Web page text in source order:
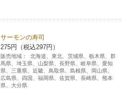
サーモンの寿司
275円（税込297円）
販売地域：
北海道、東北、茨城県、栃木県、群
馬県、埼玉県、山梨県、長野県、岐阜県、愛知
県、三重県、近畿、鳥取県、島根県、岡山県、
広島県、四国、福岡県、佐賀県、長崎県、熊本
県、大分県